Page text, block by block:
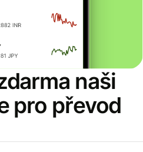
naši
pro převod